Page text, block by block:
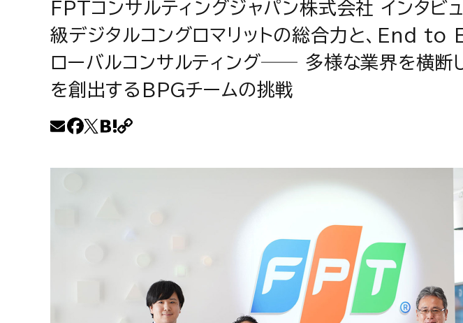
FPTコンサルティングジャパン株式会社 インタビ
級デジタルコングロマリットの総合力と、End to
ローバルコンサルティング── 多様な業界を横断
を創出するBPGチームの挑戦